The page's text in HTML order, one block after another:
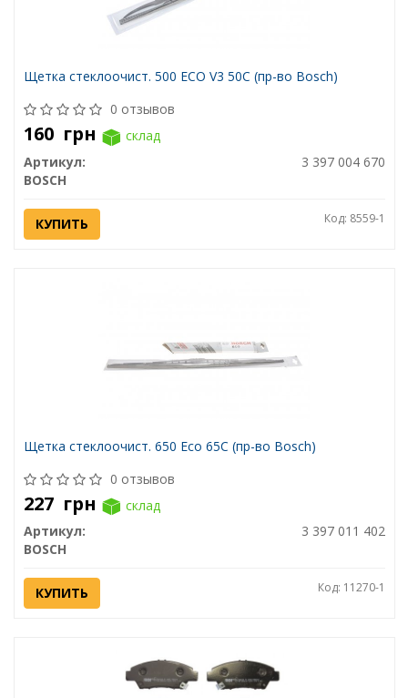
Щетка стеклоочист. 500 ECO V3 50C (пр-во Bosch)
0 отзывов
160 грн
склад
Артикул:
3 397 004 670
BOSCH
КУПИТЬ Код: 8559-1
Щетка стеклоочист. 650 Eco 65C (пр-во Bosch)
0 отзывов
227 грн
склад
Артикул:
3 397 011 402
BOSCH
КУПИТЬ Код: 11270-1